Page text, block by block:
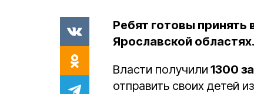
Ребят готовы
Ярославской областях.
Власти получили 1300
отправить своих детей